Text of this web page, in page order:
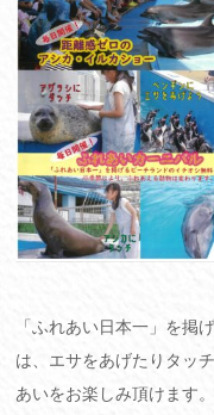
「ふれあい日本一」を掲
は、エサをあげたりタッ
あいをお楽しみ頂けます。